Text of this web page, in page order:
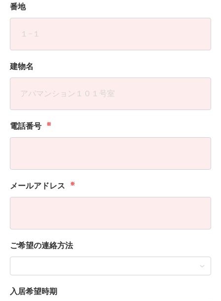
番地
建物名
電話番号 ※
メールアドレス ※
ご希望の連絡方法
入居希望時期